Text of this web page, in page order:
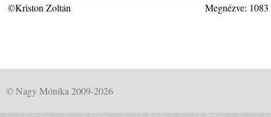
©Kriston Zoltán Megnézve:
© Nagy Mónika 2009-2026